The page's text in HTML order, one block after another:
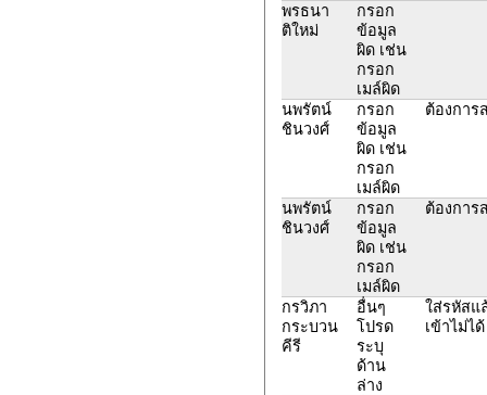
พรธนา
ติใหม่
กรอก
ข้อมูล
ผิด เช่น
กรอก
เมล์ผิด
นพรัตน์
ชินวงศ์
กรอก
ข้อมูล
ผิด เช่น
กรอก
เมล์ผิด
ต้องการ
นพรัตน์
ชินวงศ์
กรอก
ข้อมูล
ผิด เช่น
กรอก
เมล์ผิด
ต้องการ
กรวิภา
กระบวน
คีรี
อื่นๆ
โปรด
ระบุ
ด้าน
ล่าง
ใส่รหัสแ
เข้าไม่ได้